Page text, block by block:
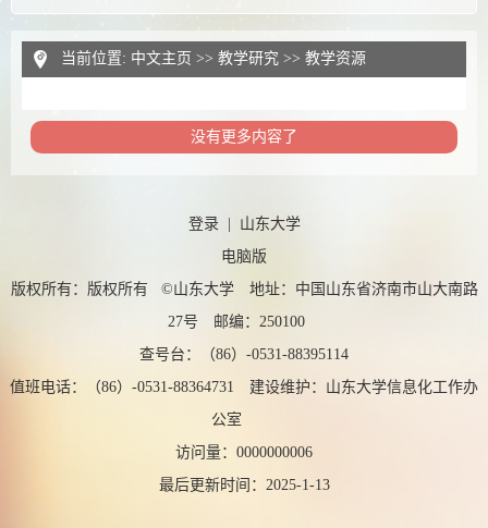
当前位置: 中文主页 >> 教学研究 >> 教学资源
没有更多内容了
登录| 山东大学
电脑版
版权所有：版权所有 ©山东大学 地址：中国山东省济南市山大南路
27号 邮编：250100
查号台：（86）-0531-88395114
值班电话：（86）-0531-88364731 建设维护：山东大学信息化工作办
公室
访问量： 0000000006
最后更新时间： 2025-1-13